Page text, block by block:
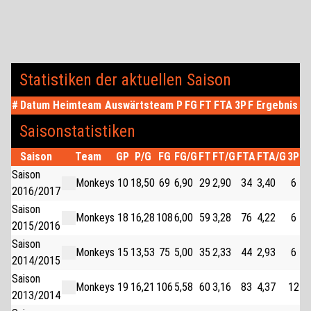
Statistiken der aktuellen Saison
# Datum Heimteam Auswärtsteam P FG FT FTA 3PF Ergebnis
Saisonstatistiken
Saison Team GP P/G FG FG/G FT FT/G FTA FTA/G 3P
Saison
2016/2017
Monkeys 10 18,50 69 6,90 29 2,90 34 3,40 6
Saison
2015/2016
Monkeys 18 16,28 1086,00 59 3,28 76 4,22 6
Saison
2014/2015
Monkeys 15 13,53 75 5,00 35 2,33 44 2,93 6
Saison
2013/2014
Monkeys 19 16,21 106 5,58 603,16 83 4,37 12